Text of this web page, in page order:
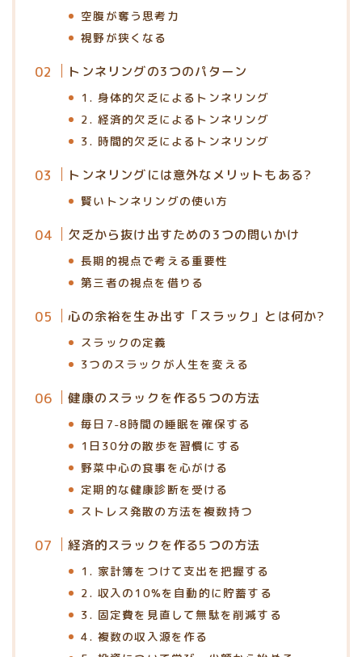
空腹が奪う思考力
視野が狭くなる
トンネリングの3つのパターン
1. 身体的欠乏によるトンネリング
2. 経済的欠乏によるトンネリング
3. 時間的欠乏によるトンネリング
トンネリングには意外なメリットもある?
賢いトンネリングの使い方
欠乏から抜け出すための3つの問いかけ
長期的視点で考える重要性
第三者の視点を借りる
心の余裕を生み出す「スラック」とは何か?
スラックの定義
3つのスラックが人生を変える
健康のスラックを作る5つの方法
毎日7-8時間の睡眠を確保する
1日30分の散歩を習慣にする
野菜中心の食事を心がける
定期的な健康診断を受ける
ストレス発散の方法を複数持つ
経済的スラックを作る5つの方法
1. 家計簿をつけて支出を把握する
2. 収入の10%を自動的に貯蓄する
3. 固定費を見直して無駄を削減する
4. 複数の収入源を作る